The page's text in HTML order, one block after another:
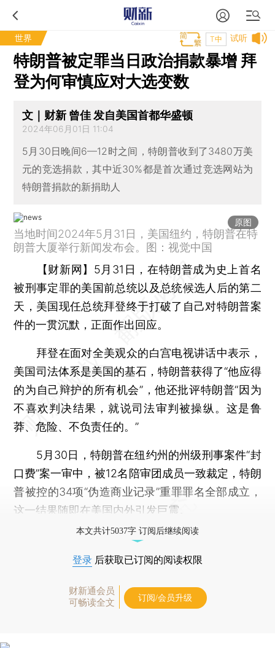
世界 试听
T中
特朗普被定罪当日政治捐款暴增 拜
登为何审慎应对大选变数
文｜财新 曾佳 发自美国首都华盛顿
2024年06月01日 11:04
5月30日晚间6—12时之间，特朗普收到了3480万美
元的竞选捐款，其中近30%都是首次通过竞选网站为
特朗普捐款的新捐助人
原图
当地时间2024年5月31日，美国纽约，特朗普在特
朗普大厦举行新闻发布会。图：视觉中国
【财新网】 5月31日，在特朗普成为史上首名
被刑事定罪的美国前总统以及总统候选人后的第二
天，美国现任总统拜登终于打破了自己对特朗普案
件的一贯沉默，正面作出回应。
拜登在面对全美观众的白宫电视讲话中表示，
美国司法体系是美国的基石，特朗普获得了“他应得
的为自己辩护的所有机会”，他还批评特朗普“因为
不喜欢判决结果，就说司法审判被操纵。这是鲁
莽、危险、不负责任的。”
5月30日，特朗普在纽约州的州级刑事案件“封
口费”案一审中，被12名陪审团成员一致裁定，特朗
普被控的34项“伪造商业记录”重罪罪名全部成立，
这一结果随即在美国内外引发巨震。
本文共计5037字 订阅后继续阅读
登录 后获取已订阅的阅读权限
财新通会员
可畅读全文
订阅/会员升级